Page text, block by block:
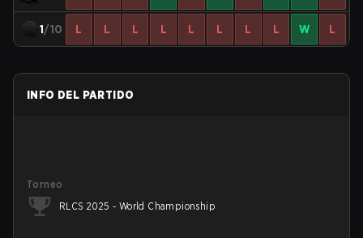
1/10 L L L L L L L L W L
INFO DEL PARTIDO
Torneo
RLCS 2025 - World Championship